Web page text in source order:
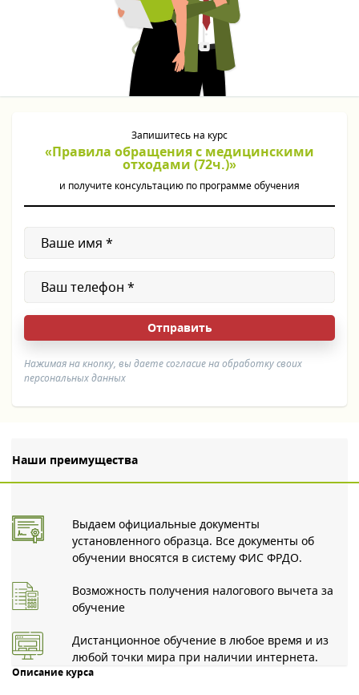
Запишитесь на курс
«Правила обращения с медицинскими
отходами (72ч.)»
и получите консультацию по программе обучения
Нажимая на кнопку, вы даете согласие на обработку своих
персональных данных
Наши преимущества
Выдаем официальные документы
установленного образца. Все документы об
обучении вносятся в систему ФИС ФРДО.
Возможность получения налогового вычета за
обучение
Дистанционное обучение в любое время и из
любой точки мира при наличии интернета.
Описание курса